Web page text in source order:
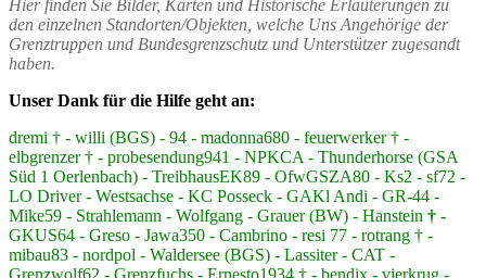
Hier finden Sie Bilder, Karten und Historische Erläuterungen zu
den einzelnen Standorten/Objekten, welche Uns Angehörige der
Grenztruppen und Bundesgrenzschutz und Unterstützer zugesandt
haben.
Unser Dank für die Hilfe geht an:
dremi † - willi (BGS) - 94 - madonna680 - feuerwerker † -
elbgrenzer † - probesendung941 - NPKCA - Thunderhorse (GSA
Süd 1 Oerlenbach) - TreibhausEK89 - OfwGSZA80 - Ks2 - sf72 -
LO Driver - Westsachse - KC Posseck - GAKl Andi - GR-44 -
Mike59 - Strahlemann - Wolfgang - Grauer (BW) - Hanstein † -
GKUS64 - Greso - Jawa350 - Cambrino - resi 77 - rotrang † -
mibau83 - nordpol - Waldersee (BGS) - Lassiter - CAT -